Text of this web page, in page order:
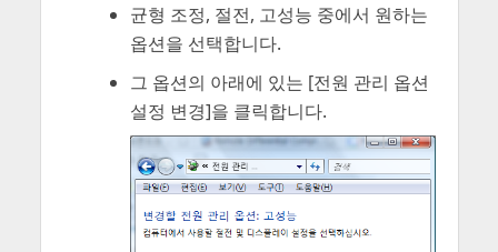
균형 조정, 절전, 고성능 중에서 원하는
옵션을 선택합니다.
그 옵션의 아래에 있는 [전원 관리 옵션
설정 변경]을 클릭합니다.